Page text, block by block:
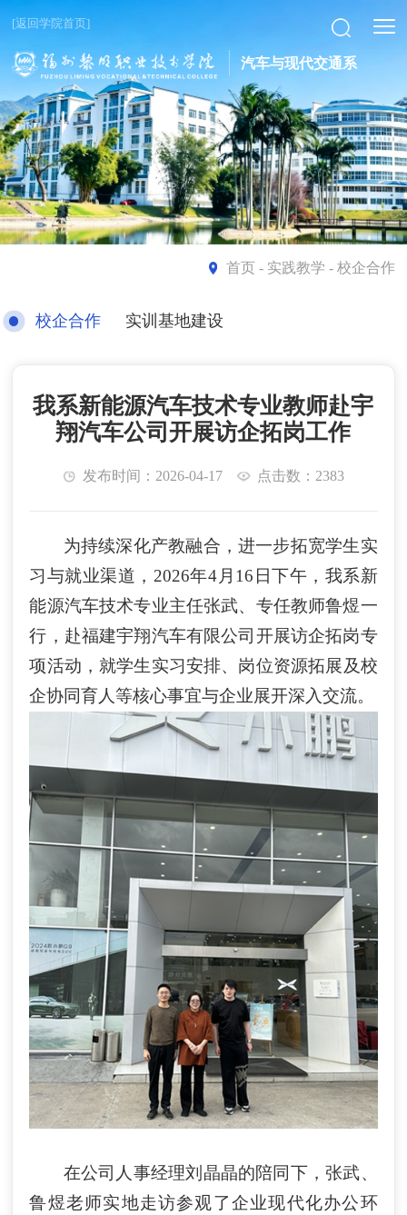
[返回学院首页]
汽车与现代交通系
首页- 实践教学 - 校企合作
校企合作 实训基地建设
我系新能源汽车技术专业教师赴宇
翔汽车公司开展访企拓岗工作
发布时间：2026-04-17 点击数：2383
为持续深化产教融合，进一步拓宽学生实
习与就业渠道， 2026年4月16日下午， 我系新
能源汽车技术专业主任张武、专任教师鲁煜一
行，赴福建宇翔汽车有限公司开展访企拓岗专
项活动，就学生实习安排、岗位资源拓展及校
企协同育人等核心事宜与企业展开深入交流。
在公司人事经理刘晶晶的陪同下，张武、
鲁煜老师实地走访参观了企业现代化办公环